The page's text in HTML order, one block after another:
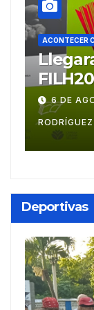
para
TORRES
Deportivas